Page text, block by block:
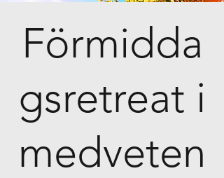
Förmidda
gsretreat i
medveten